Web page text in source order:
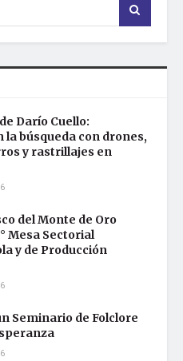
Darío Cuello:
búsqueda con drones,
y rastrillajes en
del Monte de Oro
Mesa Sectorial
y de Producción
Seminario de Folclore